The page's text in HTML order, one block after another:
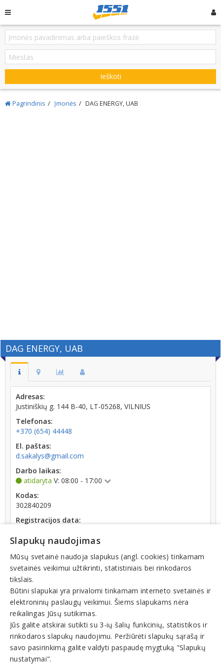
Ieškoti
Pagrindinis Įmonės DAG ENERGY, UAB
DAG ENERGY, UAB
Adresas:
Justiniškių g. 144 B-40, LT-05268, VILNIUS
Telefonas:
+370 (654) 44448
El. paštas:
d.sakalys@gmail.com
Darbo laikas:
atidaryta V: 08:00 - 17:00
Kodas:
302840209
Registracijos data:
Darbuotojų skaičius:
iki 10 darbuotojų
Apyvarta:
20 025 €, pelnas po mokesčių 21,1 % (2025 m.)
Veiklos sritys
Nekilnojamas turtas. Nuoma, pardavimas, pirkimas
Slapukų naudojimas
Mūsų svetainė naudoja slapukus (angl. cookies) tinkamam
svetainės veikimui užtikrinti, statistiniais bei rinkodaros
tikslais.
Būtini slapukai yra privalomi tinkamam interneto svetainės ir
elektroninių paslaugų veikimui. Šiems slapukams nėra
reikalingas Jūsų sutikimas.
Jūs galite atskirai sutikti su 3-ių šalių funkcinių, statistikos ir
rinkodaros slapukų naudojimu. Peržiūrėti slapukų sąrašą ir
savo pasirinkimą galite valdyti paspaudę mygtuką "Slapukų
nustatymai".